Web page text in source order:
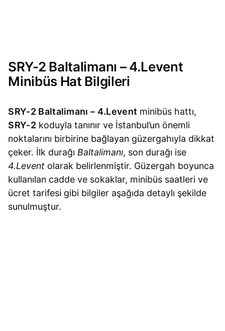
SRY-2 Baltalimanı – 4.Levent
Minibüs Hat Bilgileri
SRY-2 Baltalimanı – 4.Levent minibüs hattı,
SRY-2 koduyla tanınır ve İstanbul’un önemli
noktalarını birbirine bağlayan güzergahıyla dikkat
çeker. İlk durağı Baltalimanı, son durağı ise
4.Levent olarak belirlenmiştir. Güzergah boyunca
kullanılan cadde ve sokaklar, minibüs saatleri ve
ücret tarifesi gibi bilgiler aşağıda detaylı şekilde
sunulmuştur.